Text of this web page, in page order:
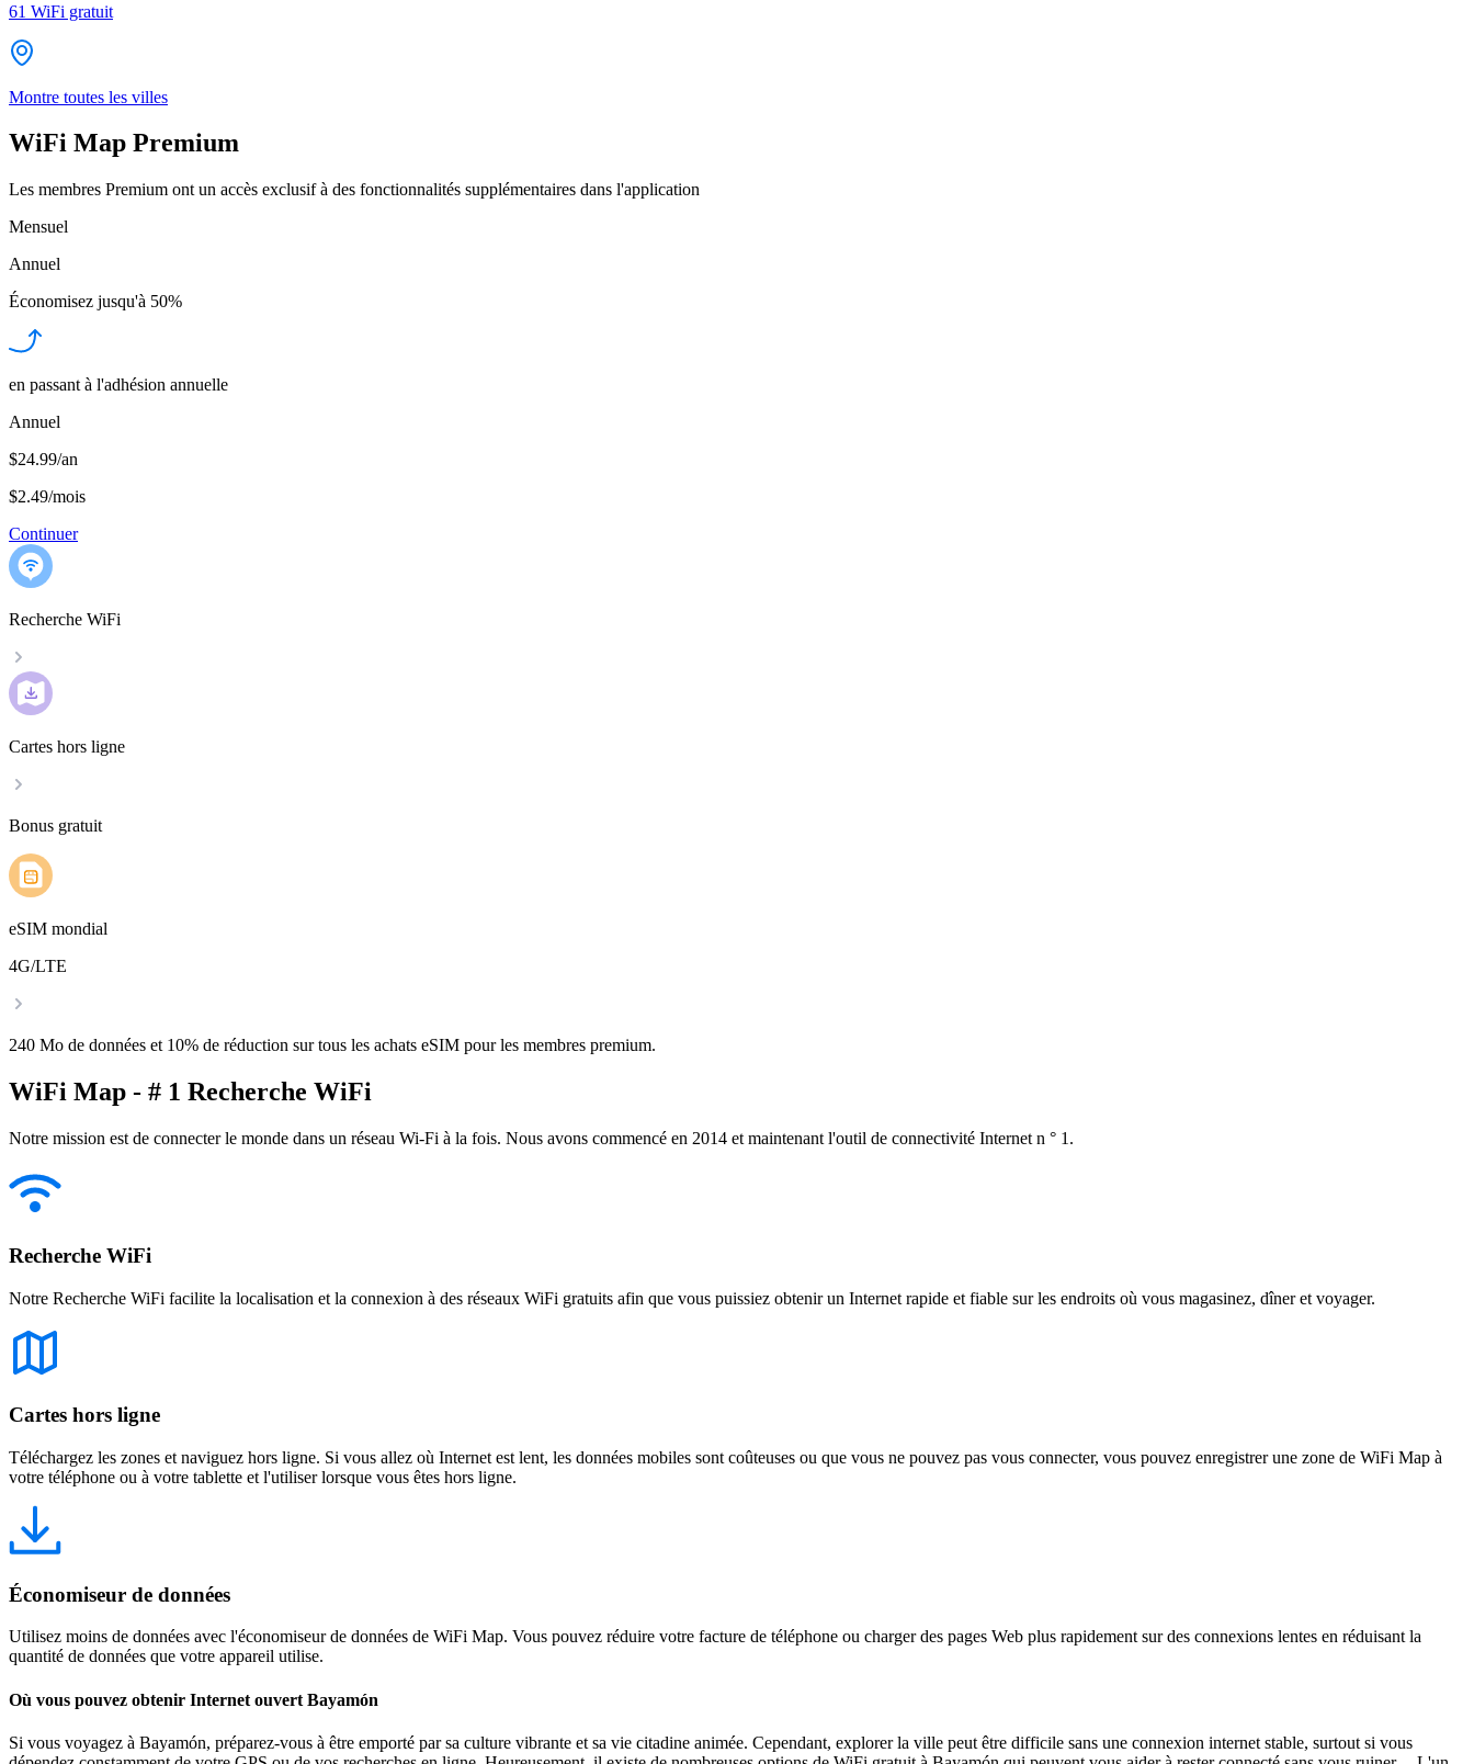
61 WiFi gratuit
Montre toutes les villes
WiFi Map Premium
Les membres Premium ont un accès exclusif à des fonctionnalités supplémentaires dans l'application
Mensuel
Annuel
Économisez jusqu'à 50%
en passant à l'adhésion annuelle
Annuel
$24.99/an
$2.49/mois
Continuer
Recherche WiFi
Cartes hors ligne
Bonus gratuit
eSIM mondial
4G/LTE
240 Mo de données et 10% de réduction sur tous les achats eSIM pour les membres premium.
WiFi Map - # 1 Recherche WiFi
Notre mission est de connecter le monde dans un réseau Wi-Fi à la fois. Nous avons commencé en 2014 et maintenant l'outil de connectivité Internet n ° 1.
Recherche WiFi
Notre Recherche WiFi facilite la localisation et la connexion à des réseaux WiFi gratuits afin que vous puissiez obtenir un Internet rapide et fiable sur les endroits où vous magasinez, dîner et voyager.
Cartes hors ligne
Téléchargez les zones et naviguez hors ligne. Si vous allez où Internet est lent, les données mobiles sont coûteuses ou que vous ne pouvez pas vous connecter, vous pouvez enregistrer une zone de WiFi Map à
votre téléphone ou à votre tablette et l'utiliser lorsque vous êtes hors ligne.
Économiseur de données
Utilisez moins de données avec l'économiseur de données de WiFi Map. Vous pouvez réduire votre facture de téléphone ou charger des pages Web plus rapidement sur des connexions lentes en réduisant la
quantité de données que votre appareil utilise.
Où vous pouvez obtenir Internet ouvert Bayamón
Si vous voyagez à Bayamón, préparez-vous à être emporté par sa culture vibrante et sa vie citadine animée. Cependant, explorer la ville peut être difficile sans une connexion internet stable, surtout si vous